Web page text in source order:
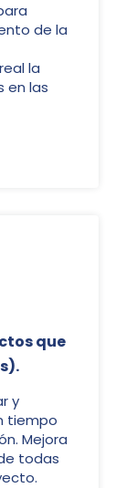
de la
la
en las
que
y
tiempo
Mejora
todas